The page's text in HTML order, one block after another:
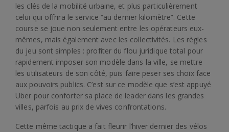
les clés de la mobilité urbaine, et plus particulièrement
celui qui offrira le service “au dernier kilomètre”. Cette
course se joue non seulement entre les opérateurs eux-
mêmes, mais également avec les collectivités. Les règles
du jeu sont simples : profiter du flou juridique total pour
rapidement imposer son modèle dans la ville, se mettre
les utilisateurs de son côté, puis faire peser ses choix face
aux pouvoirs publics. C’est sur ce modèle que s’est appuyé
Uber pour conforter sa place de leader dans les grandes
villes, parfois au prix de vives confrontations.
Cette même tactique a fait fleurir l’hiver dernier des vélos